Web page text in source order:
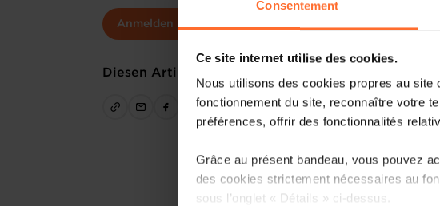
Consentement
Ce site internet utilise des cookies.
Nous utilisons des cookies propres au
fonctionnement du site, reconnaître votre
préférences, offrir des fonctionnalités
Grâce au présent bandeau, vous pouvez
des cookies strictement nécessaires au
sous l’onglet « Détails » ci-dessus.
Anmelden
Diesen Artikel teilen